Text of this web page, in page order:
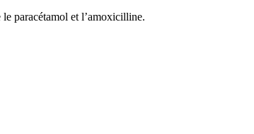
paracétamol et l’amoxicilline.